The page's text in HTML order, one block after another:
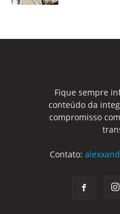
Fique sempre
conteúdo da
compromisso
Contato: